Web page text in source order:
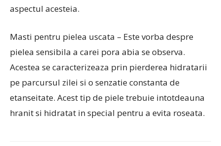
aspectul acesteia.
Masti pentru pielea uscata – Este vorba despre
pielea sensibila a carei pora abia se observa.
Acestea se caracterizeaza prin pierderea hidratarii
pe parcursul zilei si o senzatie constanta de
etanseitate. Acest tip de piele trebuie intotdeauna
hranit si hidratat in special pentru a evita roseata.